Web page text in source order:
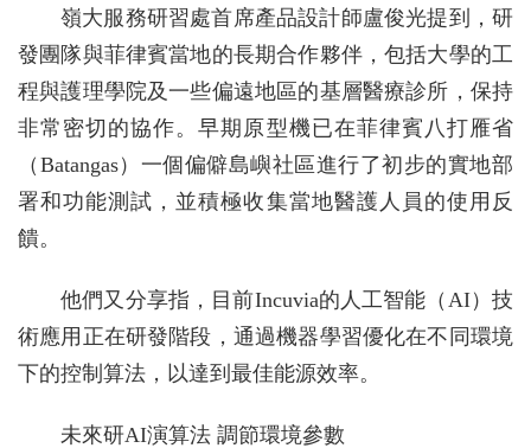
嶺大服務研習處首席產品設計師盧俊光提到，研
發團隊與菲律賓當地的長期合作夥伴，包括大學的工
程與護理學院及一些偏遠地區的基層醫療診所，保持
非常密切的協作。早期原型機已在菲律賓八打雁省
（Batangas）一個偏僻島嶼社區進行了初步的實地部
署和功能測試，並積極收集當地醫護人員的使用反
饋。
他們又分享指，目前Incuvia的人工智能（AI）技
術應用正在研發階段，通過機器學習優化在不同環境
下的控制算法，以達到最佳能源效率。
未來研AI演算法 調節環境參數